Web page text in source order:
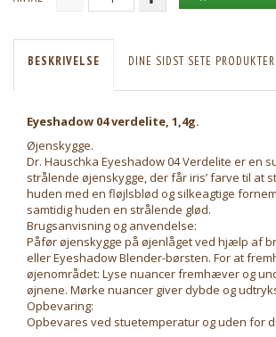
BESKRIVELSE DINE SIDST SETE PRODUKTER
Eyeshadow 04 verdelite, 1,4g.
Øjenskygge.
Dr. Hauschka Eyeshadow 04 Verdelite er en
strålende øjenskygge, der får iris’ farve til at
huden med en fløjlsblød og silkeagtige
samtidig huden en strålende glød.
Brugsanvisning og anvendelse:
Påfør øjenskygge på øjenlåget ved hjælp af
eller Eyeshadow Blender-børsten. For at
øjenområdet: Lyse nuancer fremhæver og
øjnene. Mørke nuancer giver dybde og
Opbevaring:
Opbevares ved stuetemperatur og uden for